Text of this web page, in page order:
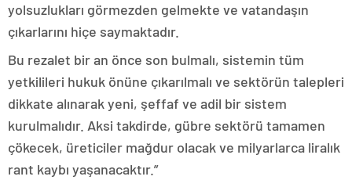
yolsuzlukları görmezden gelmekte ve vatandaşın
çıkarlarını hiçe saymaktadır.
Bu rezalet bir an önce son bulmalı, sistemin tüm
yetkilileri hukuk önüne çıkarılmalı ve sektörün talepleri
dikkate alınarak yeni, şeffaf ve adil bir sistem
kurulmalıdır. Aksi takdirde, gübre sektörü tamamen
çökecek, üreticiler mağdur olacak ve milyarlarca liralık
rant kaybı yaşanacaktır.”